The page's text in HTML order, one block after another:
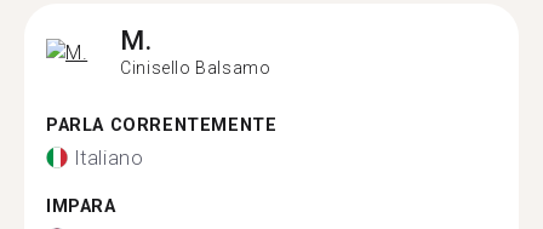
M.
Cinisello Balsamo
PARLA CORRENTEMENTE
Italiano
IMPARA